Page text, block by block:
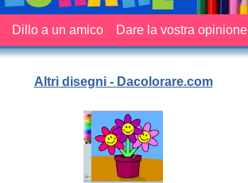
Dillo a un amico Dare la vostra opinione
Altri disegni - Dacolorare.com